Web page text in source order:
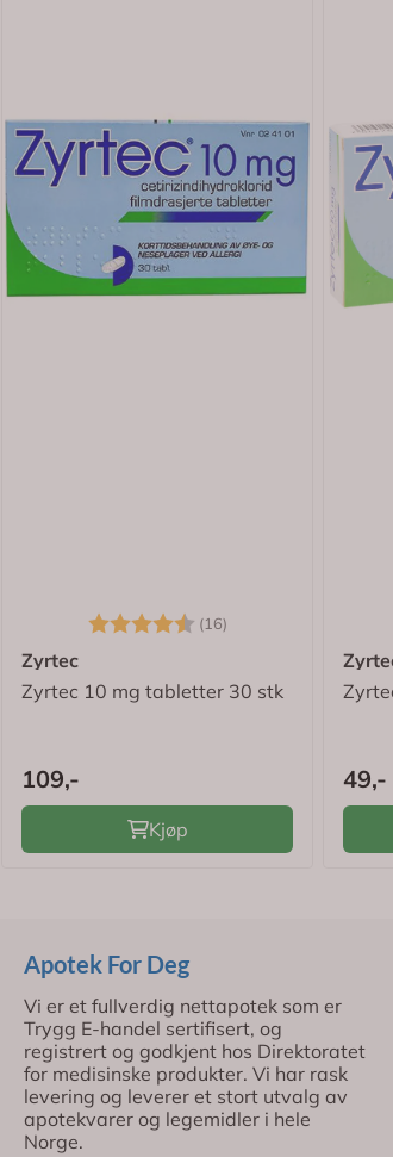
Karakter: (16)
Zyrtec
Zyrtec 10 mg tabletter 30 stk
109,-
Kjøp
49,-
Apotek For Deg
Vi er et fullverdig nettapotek som er
Trygg E-handel sertifisert, og
registrert og godkjent hos Direktoratet
for medisinske produkter. Vi har rask
levering og leverer et stort utvalg av
apotekvarer og legemidler i hele
Norge.